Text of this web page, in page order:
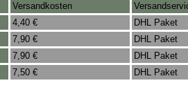
Versandkosten
4,40 €
DHL Paket
7,90 €
DHL Paket
7,90 €
DHL Paket
7,50 € DHL Paket